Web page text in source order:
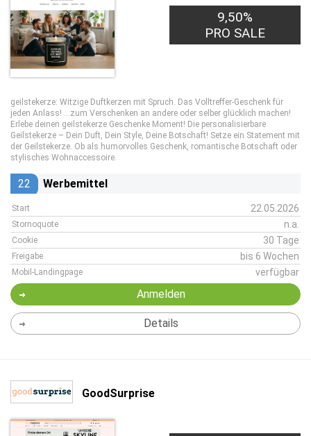
9,50%
PRO SALE
geilstekerze: Witzige Duftkerzen mit Spruch. Das Volltreffer-Geschenk für
jeden Anlass! …zum Verschenken an andere oder selber glücklich machen!
Erlebe deinen geilstekerze Geschenke Moment! Die personalisierbare
Geilstekerze – Dein Duft, Dein Style, Deine Botschaft! Setze ein Statement mit
der Geilstekerze. Ob als humorvolles Geschenk, romantische Botschaft oder
stylisches Wohnaccessoire.
22 Werbemittel
Start 22.05.2026
Stornoquote n.a.
Cookie 30 Tage
Freigabe bis 6 Wochen
Mobil-Landingpage verfügbar
Anmelden
Details
GoodSurprise